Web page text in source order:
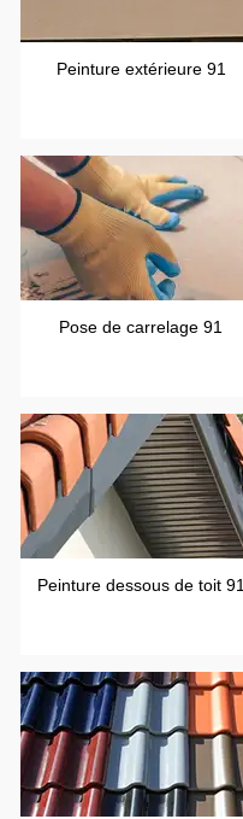
Peinture extérieure 91
Pose de carrelage 91
Peinture dessous de toit 91